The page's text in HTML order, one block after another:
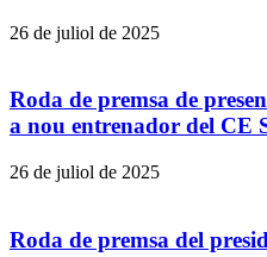
26 de juliol de 2025
Roda de premsa de
a nou entrenador del CE
26 de juliol de 2025
Roda de premsa del